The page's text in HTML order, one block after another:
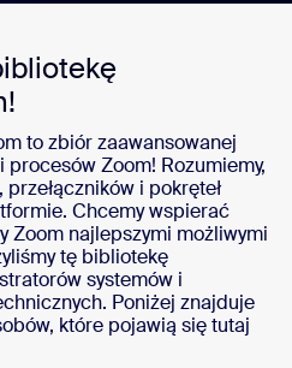
to zbiór zaawansowanej
Zoom! Rozumiemy,
i pokręteł
Chcemy wspierać
Zoom najlepszymi możliwymi
tę bibliotekę
systemów i
Poniżej znajduje
które pojawią się tutaj